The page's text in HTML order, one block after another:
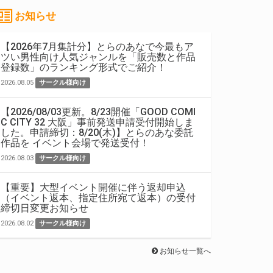
お知らせ
【2026年7月集計分】とらのあなで今最もア
ツい男性向け人気ジャンルを「販売数と作品
登録数」のランキング形式でご紹介！
2026.08.05 サークル様向け
【2026/08/03更新。8/23開催「GOOD COMI
C CITY 32 大阪」事前発送申請受付開始しま
した。申請締切：8/20(木)】とらのあな委託
作品を イベント会場で発送受付！
2026.08.03 サークル様向け
【重要】大型イベント開催に伴う返却申込
（イベント返本、指定住所宛て返本）の受付
締切日変更お知らせ
2026.08.02 サークル様向け
お知らせ一覧へ